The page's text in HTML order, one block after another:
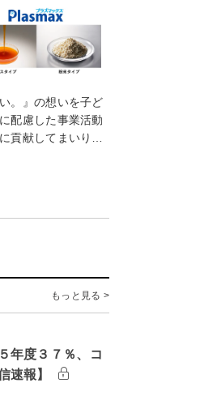
。』の想いを子ど
配慮した事業活動
貢献してまいり…
もっと見る >
年度３７％、コ
速報】